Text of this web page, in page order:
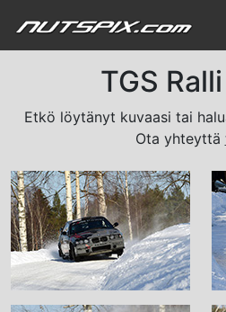
TGS
Etkö löytänyt kuvaasi tai
Ota yhteyttä